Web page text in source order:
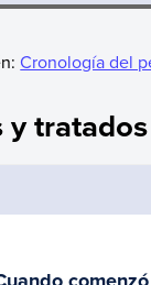
Cronología del
y